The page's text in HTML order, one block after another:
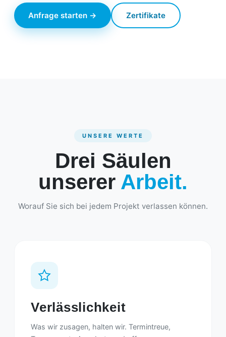
Anfrage starten → Zertifikate
UNSERE WERTE
Drei Säulen
unserer Arbeit.
Worauf Sie sich bei jedem Projekt verlassen können.
Verlässlichkeit
Was wir zusagen, halten wir. Termintreue,